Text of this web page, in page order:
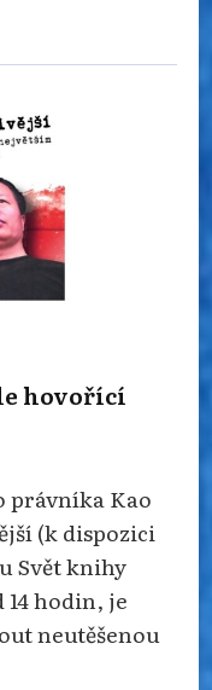
hovořící
právníka Kao
(k dispozici
Svět knihy
hodin, je
neutěšenou